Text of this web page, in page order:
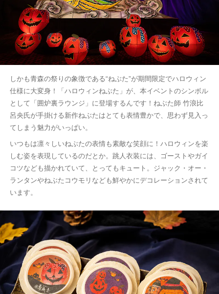
しかも青森の祭りの象徴である“ねぶた”が期間限定でハロウィン
仕様に大変身！「ハロウィンねぶた」が、本イベントのシンボル
として「囲炉裏ラウンジ」に登場するんです！ねぶた師 竹浪比
呂央氏が手掛ける新作ねぶたはとても表情豊かで、思わず見入っ
てしまう魅力がいっぱい。
いつもは凛々しいねぶたの表情も素敵な笑顔に！ハロウィンを楽
しむ姿を表現しているのだとか。跳人衣装には、ゴーストやガイ
コツなども描かれていて、とってもキュート。ジャック・オー・
ランタンやねぶたコウモリなども鮮やかにデコレーションされて
います。